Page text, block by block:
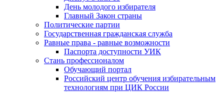
День молодого избирателя
Главный Закон страны
Политические партии
Государственная гражданская служба
Равные права - равные возможности
Паспорта доступности УИК
Стань профессионалом
Обучающий портал
Российский центр обучения избирательным
технологиям при ЦИК России